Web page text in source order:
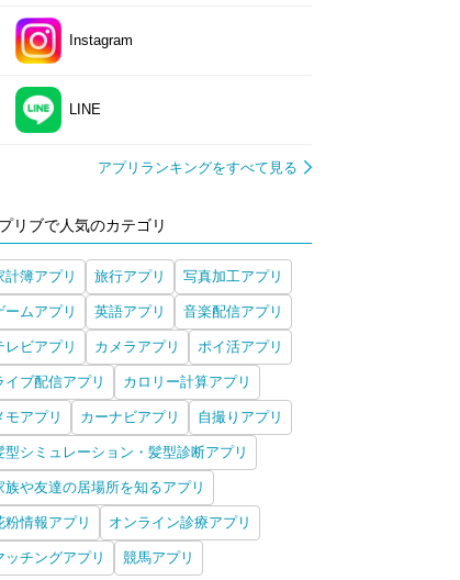
Instagram
LINE
アプリランキングをすべて見る
リブで人気のカテゴリ
計簿アプリ 旅行アプリ 写真加工アプリ
ームアプリ 英語アプリ 音楽配信アプリ
レビアプリ カメラアプリ ポイ活アプリ
イブ配信アプリ カロリー計算アプリ
モアプリ カーナビアプリ 自撮りアプリ
型シミュレーション・髪型診断アプリ
族や友達の居場所を知るアプリ
粉情報アプリ オンライン診療アプリ
ッチングアプリ 競馬アプリ